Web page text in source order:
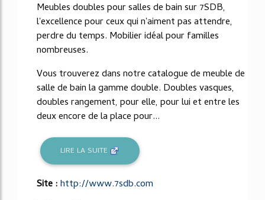
Meubles doubles pour salles de bain sur 7SDB,
l'excellence pour ceux qui n'aiment pas attendre,
perdre du temps. Mobilier idéal pour familles
nombreuses.
Vous trouverez dans notre catalogue de meuble de
salle de bain la gamme double. Doubles vasques,
doubles rangement, pour elle, pour lui et entre les
deux encore de la place pour...
LIRE LA SUITE
Site :http://www.7sdb.com